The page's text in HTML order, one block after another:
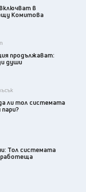
в
Комитова
продължават:
души
ли тол системата
Тол системата